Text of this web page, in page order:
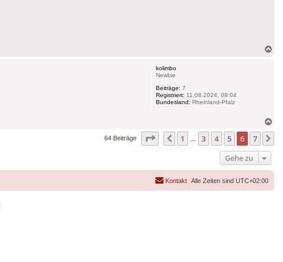
kolimbo
Newbie
Beiträge: 7
Registriert: 11.08.2024, 08:04
Bundesland: Rheinland-Pfalz
64 Beiträge Seite von
Vorherige
1 3 4 5 6 7
Gehe zu
Alle Zeiten sind UTC+02:00
Kontakt